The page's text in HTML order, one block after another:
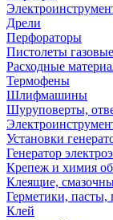
Дрели
Перфораторы
Пистолеты
Расходные
Термофены
Шлифмашины
Шуруповерты,
Установки
Генератор
Крепеж и химия
Клеящие,
Герметики, пасты,
Клей